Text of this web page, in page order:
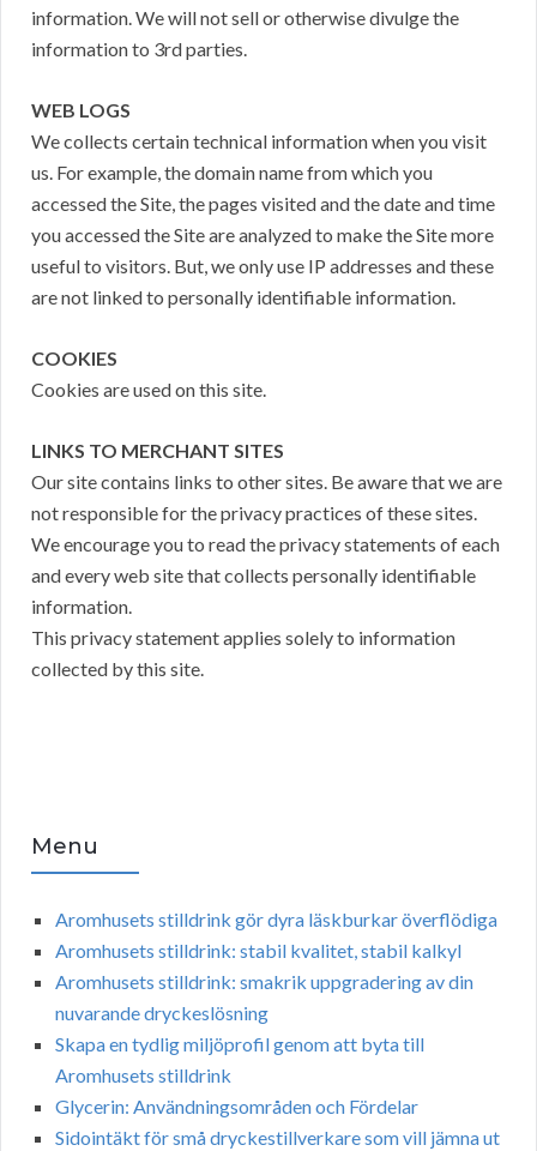
information. We will not sell or otherwise divulge the
information to 3rd parties.
WEB LOGS
We collects certain technical information when you visit
us. For example, the domain name from which you
accessed the Site, the pages visited and the date and time
you accessed the Site are analyzed to make the Site more
useful to visitors. But, we only use IP addresses and these
are not linked to personally identifiable information.
COOKIES
Cookies are used on this site.
LINKS TO MERCHANT SITES
Our site contains links to other sites. Be aware that we are
not responsible for the privacy practices of these sites.
We encourage you to read the privacy statements of each
and every web site that collects personally identifiable
information.
This privacy statement applies solely to information
collected by this site.
Menu
Aromhusets stilldrink gör dyra läskburkar överflödiga
Aromhusets stilldrink: stabil kvalitet, stabil kalkyl
Aromhusets stilldrink: smakrik uppgradering av din
nuvarande dryckeslösning
Skapa en tydlig miljöprofil genom att byta till
Aromhusets stilldrink
Glycerin: Användningsområden och Fördelar
Sidointäkt för små dryckestillverkare som vill jämna ut